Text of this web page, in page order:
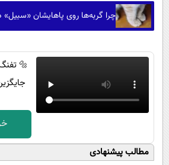
چرا گربه‌ها روی پاهایشان «سبیل»
🔩
مطالب پیشنهادی